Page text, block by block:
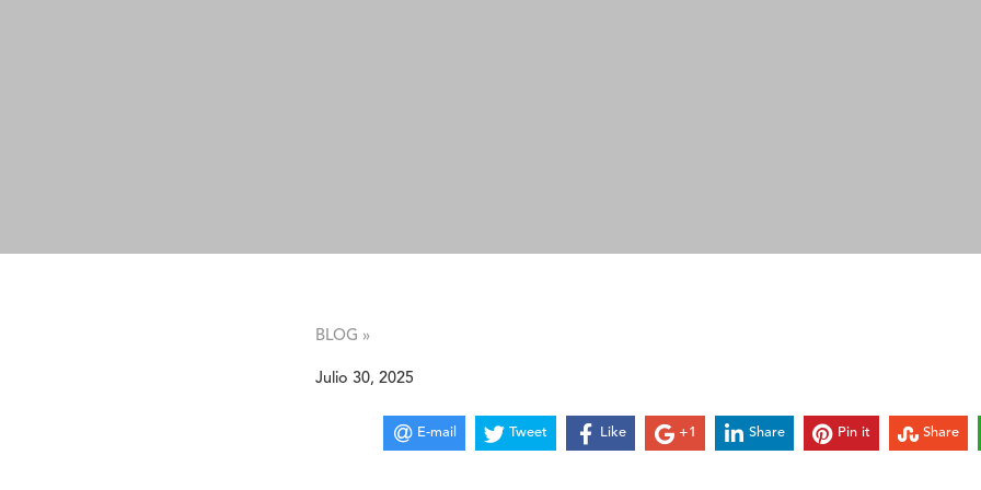
BLOG »
Julio 30, 2025
E-mail Tweet Like +1 Share Pin it Share